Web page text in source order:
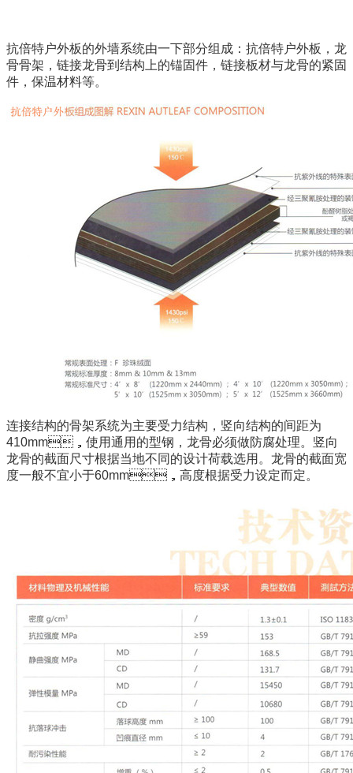
抗倍特户外板的外墙系统由一下部分组成：抗倍特户外板，龙
骨骨架，链接龙骨到结构上的锚固件，链接板材与龙骨的紧固
件，保温材料等。
连接结构的骨架系统为主要受力结构，竖向结构的间距为
410mm，使用通用的型钢，龙骨必须做防腐处理。竖向
龙骨的截面尺寸根据当地不同的设计荷载选用。龙骨的截面宽
度一般不宜小于60mm，高度根据受力设定而定。